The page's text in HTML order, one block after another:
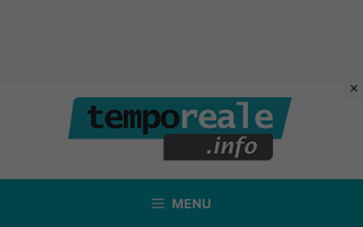
contenuto
MENU